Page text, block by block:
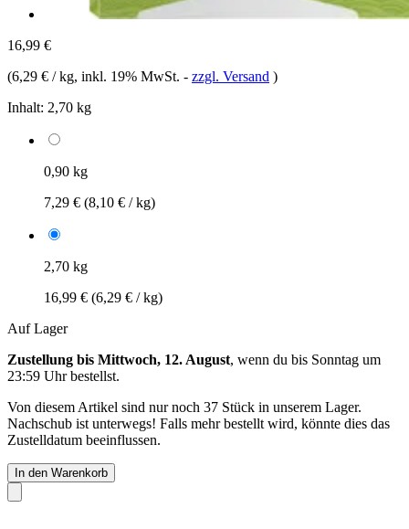
16,99 €
(6,29 € / kg, inkl. 19% MwSt. - zzgl. Versand )
Inhalt: 2,70 kg
0,90 kg
7,29 € (8,10 € / kg)
2,70 kg
16,99 € (6,29 € / kg)
Auf Lager
Zustellung bis Mittwoch, 12. August, wenn du bis Sonntag um
23:59 Uhrbestellst.
Von diesem Artikel sind nur noch 37 Stück in unserem Lager.
Nachschub ist unterwegs! Falls mehr bestellt wird, könnte dies das
Zustelldatum beeinflussen.
In den Warenkorb